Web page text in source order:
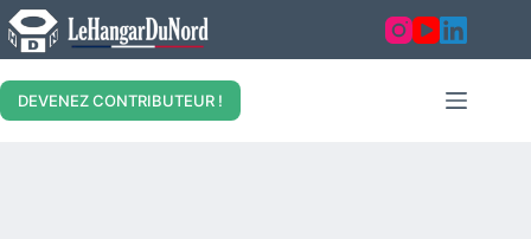
Skip
to
content
DEVENEZ CONTRIBUTEUR !